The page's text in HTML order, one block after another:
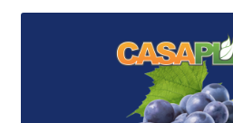
Produse BIO